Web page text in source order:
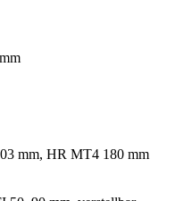
mm, HR MT4 180 mm